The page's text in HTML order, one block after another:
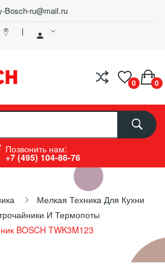
Bosch-ru@mail.ru
0 0
Позвонить нам:
+7 (495) 104-86-76
Мелкая Техника Для Кухни
И Термопоты
BOSCH TWK3M123